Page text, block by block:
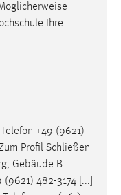
Ihre
+49 (9621)
Profil Schließen
Gebäude B
482-3174 [...]